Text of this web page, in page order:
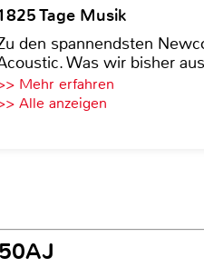
Tage Musik
den spannendsten
Was wir bisher
Mehr erfahren
Alle anzeigen